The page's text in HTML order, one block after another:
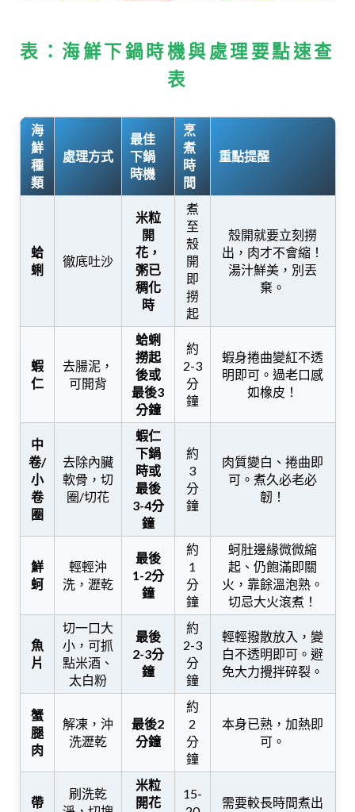
表：海鮮下鍋時機與處理要點速查
表
海
鮮
種
類
處理方式
最佳
下鍋
時機
烹
煮
時
間
重點提醒
蛤
蜊
徹底吐沙
米粒
開
花，
粥已
稠化
時
煮
至
殼
開
即
撈
起
殼開就要立刻撈
出，肉才不會縮！
湯汁鮮美，別丟
棄。
蝦
仁
去腸泥，
可開背
蛤蜊
撈起
後或
最後3
分鐘
約
2-3
分
鐘
蝦身捲曲變紅不透
明即可。過老口感
如橡皮！
中
卷/
小
卷
圈
去除內臟
軟骨，切
圈/切花
蝦仁
下鍋
時或
最後
3-4分
鐘
約
3
分
鐘
肉質變白、捲曲即
可。煮久必老必
韌！
鮮
蚵
輕輕沖
洗，瀝乾
最後
1-2分
鐘
約
1
分
鐘
蚵肚邊緣微微縮
起、仍飽滿即關
火，靠餘溫泡熟。
切忌大火滾煮！
魚
片
切一口大
小，可抓
點米酒、
太白粉
最後
2-3分
鐘
約
2-3
分
鐘
輕輕撥散放入，變
白不透明即可。避
免大力攪拌碎裂。
蟹
腿
肉
解凍，沖
洗瀝乾
最後2
分鐘
約
2
分
鐘
本身已熟，加熱即
可。
帶
刷洗乾
米粒
開花
15-
需要較長時間煮出